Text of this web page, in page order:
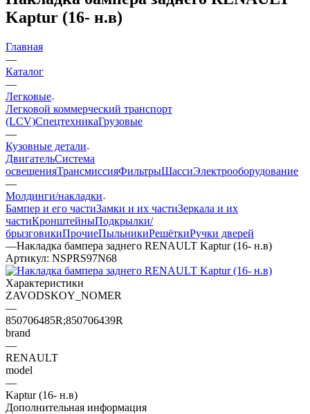
Kaptur (16- н.в)
Главная
—
Каталог
—
Легковые
Легковой коммерческий транспорт
(LCV)СпецтехникаГрузовые
—
Кузовные детали
ДвигательСистема
освещенияТрансмиссияФильтрыШассиЭлектрооборудование
—
Молдинги/накладки
Бампер и его частиЗамки и их частиЗеркала и их
частиКронштейныПодкрылки/
брызговикиПрочиеПыльникиРешёткиРучки дверей
—Накладка бампера заднего RENAULT Kaptur (16- н.в)
Артикул: NSPRS97N68
Характеристики
ZAVODSKOY_NOMER
—
850706485R;850706439R
brand
—
RENAULT
model
—
Kaptur (16- н.в)
Дополнительная информация